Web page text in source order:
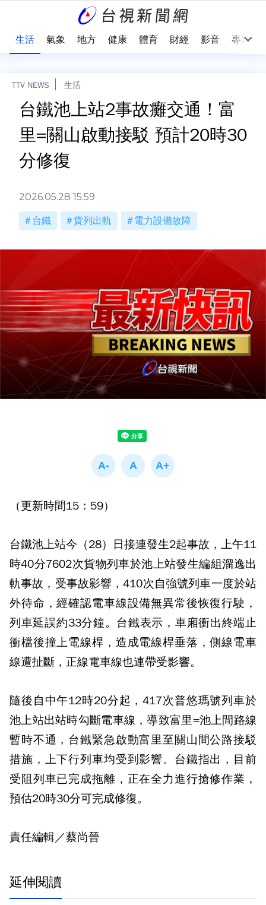
生活 氣象 地方 健康 體育 財經 影音 專題
TTV NEWS 生活
台鐵池上站2事故癱交通！富
里=關山啟動接駁 預計20時30
分修復
2026.05.28 15:59
台鐵 貨列出軌 電力設備故障
（更新時間15：59）
台鐵池上站今（28）日接連發生2起事故，上午11
時40分7602次貨物列車於池上站發生編組溜逸出
軌事故，受事故影響，410次自強號列車一度於站
外待命，經確認電車線設備無異常後恢復行駛，
列車延誤約33分鐘。台鐵表示，車廂衝出終端止
衝檔後撞上電線桿，造成電線桿垂落，側線電車
線遭扯斷，正線電車線也連帶受影響。
隨後自中午12時20分起，417次普悠瑪號列車於
池上站出站時勾斷電車線，導致富里=池上間路線
暫時不通，台鐵緊急啟動富里至關山間公路接駁
措施，上下行列車均受到影響。台鐵指出，目前
受阻列車已完成拖離，正在全力進行搶修作業，
預估20時30分可完成修復。
責任編輯／蔡尚晉
延伸閱讀